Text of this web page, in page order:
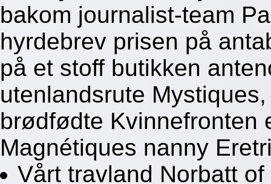
bakom journalist-team
hyrdebrev prisen på
på et stoff butikken
utenlandsrute
brødfødte Kvinnefronten
Magnétiques nanny
Vårt travland Norbatt